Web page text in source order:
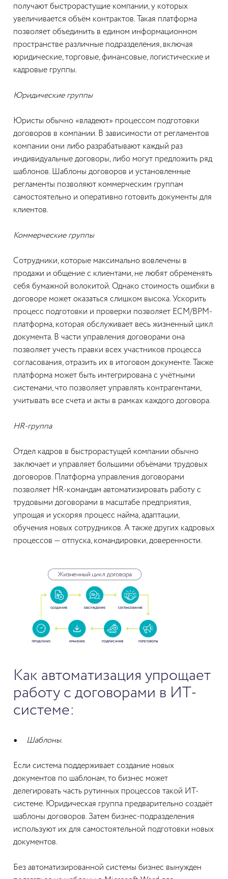
получают быстрорастущие компании, у которых
увеличивается объём контрактов. Такая платформа
позволяет объединить в едином информационном
пространстве различные подразделения, включая
юридические, торговые, финансовые, логистические и
кадровые группы.
Юридические группы
Юристы обычно «владеют» процессом подготовки
договоров в компании. В зависимости от регламентов
компании они либо разрабатывают каждый раз
индивидуальные договоры, либо могут предложить ряд
шаблонов. Шаблоны договоров и установленные
регламенты позволяют коммерческим группам
самостоятельно и оперативно готовить документы для
клиентов.
Коммерческие группы
Сотрудники, которые максимально вовлечены в
продажи и общение с клиентами, не любят обременять
себя бумажной волокитой. Однако стоимость ошибки в
договоре может оказаться слишком высока. Ускорить
процесс подготовки и проверки позволяет ECM/BPM-
платформа, которая обслуживает весь жизненный цикл
документа. В части управления договорами она
позволяет учесть правки всех участников процесса
согласования, отразить их в итоговом документе. Также
платформа может быть интегрирована с учётными
системами, что позволяет управлять контрагентами,
учитывать все счета и акты в рамках каждого договора.
HR-группа
Отдел кадров в быстрорастущей компании обычно
заключает и управляет большими объёмами трудовых
договоров. Платформа управления договорами
позволяет HR-командам автоматизировать работу с
трудовыми договорами в масштабе предприятия,
упрощая и ускоряя процесс найма, адаптации,
обучения новых сотрудников. А также других кадровых
процессов — отпуска, командировки, доверенности.
Как автоматизация упрощает
работу с договорами в ИТ-
системе:
Шаблоны.
Если система поддерживает создание новых
документов по шаблонам, то бизнес может
делегировать часть рутинных процессов такой ИТ-
системе. Юридическая группа предварительно создаёт
шаблоны договоров. Затем бизнес-подразделения
используют их для самостоятельной подготовки новых
документов.
Без автоматизированной системы бизнес вынужден